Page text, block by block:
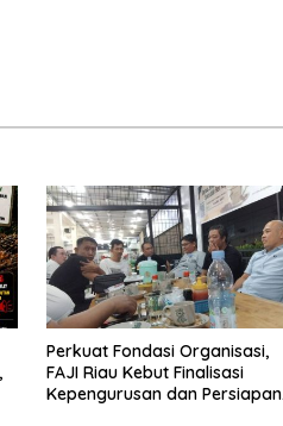
Perkuat Fondasi Organisasi,
FAJI Riau Kebut Finalisasi
Kepengurusan dan Persiapan